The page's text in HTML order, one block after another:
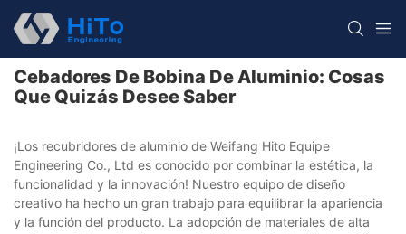
Cebadores De Bobina De Aluminio: Cosas
Que Quizás Desee Saber
¡Los recubridores de aluminio de Weifang Hito Equipe
Engineering Co., Ltd es conocido por combinar la estética, la
funcionalidad y la innovación! Nuestro equipo de diseño
creativo ha hecho un gran trabajo para equilibrar la apariencia
y la función del producto. La adopción de materiales de alta